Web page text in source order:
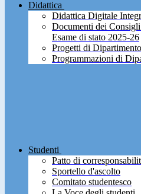
Didattica
Didattica Digitale
Documenti dei
Esame di stato 2025-26
Progetti di Dipartimento
Programmazioni di
Studenti
Patto di
Sportello d'ascolto
Comitato studentesco